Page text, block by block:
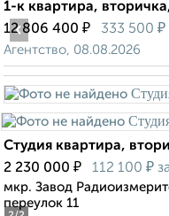
1-к квартира,
12 806 400 ₽ 333 500 ₽
Агентство, 08.08.2026
‹
Студия квартира,
2 230 000 ₽ 112 100 ₽
мкр. Завод
переулок 11